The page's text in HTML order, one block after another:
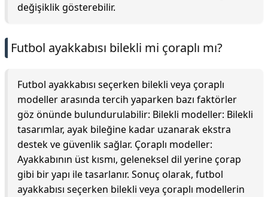
değişiklik gösterebilir.
Futbol ayakkabısı bilekli mi çoraplı mı?
Futbol ayakkabısı seçerken bilekli veya çoraplı
modeller arasında tercih yaparken bazı faktörler
göz önünde bulundurulabilir: Bilekli modeller: Bilekli
tasarımlar, ayak bileğine kadar uzanarak ekstra
destek ve güvenlik sağlar. Çoraplı modeller:
Ayakkabının üst kısmı, geleneksel dil yerine çorap
gibi bir yapı ile tasarlanır. Sonuç olarak, futbol
ayakkabısı seçerken bilekli veya çoraplı modellerin